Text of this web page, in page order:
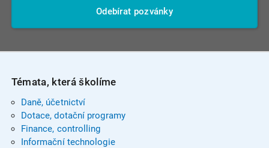
Odebírat pozvánky
Témata, která školíme
Daně, účetnictví
Dotace, dotační programy
Finance, controlling
Informační technologie